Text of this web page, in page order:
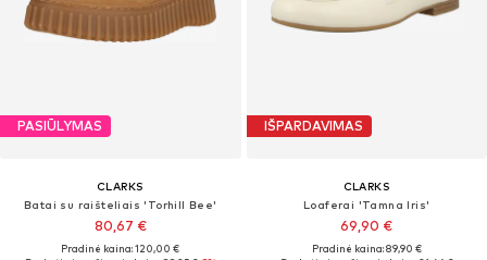
PASIŪLYMAS
CLARKS
Batai su raišteliais 'Torhill Bee'
80,67 €
Pradinė kaina: 120,00 €
IŠPARDAVIMAS
CLARKS
Loaferai 'Tamna Iris'
69,90 €
Pradinė kaina: 89,90 €